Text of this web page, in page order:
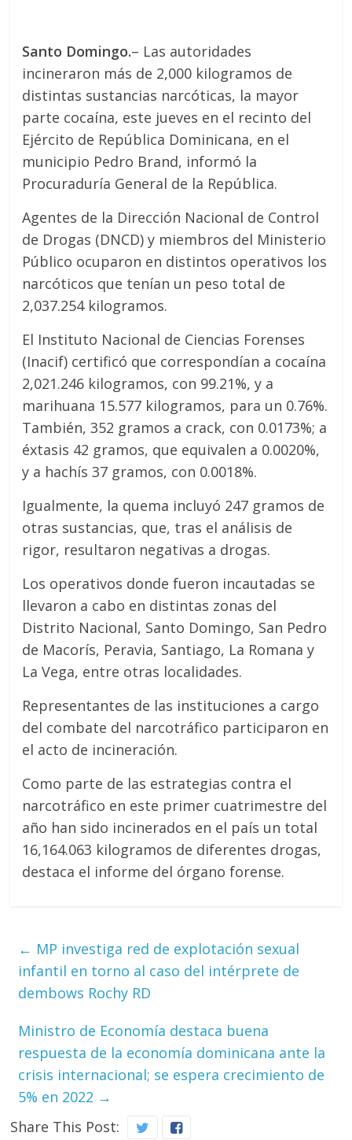
Santo Domingo.– Las autoridades
incineraron más de 2,000 kilogramos de
distintas sustancias narcóticas, la mayor
parte cocaína, este jueves en el recinto del
Ejército de República Dominicana, en el
municipio Pedro Brand, informó la
Procuraduría General de la República.
Agentes de la Dirección Nacional de Control
de Drogas (DNCD) y miembros del Ministerio
Público ocuparon en distintos operativos los
narcóticos que tenían un peso total de
2,037.254 kilogramos.
El Instituto Nacional de Ciencias Forenses
(Inacif) certificó que correspondían a cocaína
2,021.246 kilogramos, con 99.21%, y a
marihuana 15.577 kilogramos, para un 0.76%.
También, 352 gramos a crack, con 0.0173%; a
éxtasis 42 gramos, que equivalen a 0.0020%,
y a hachís 37 gramos, con 0.0018%.
Igualmente, la quema incluyó 247 gramos de
otras sustancias, que, tras el análisis de
rigor, resultaron negativas a drogas.
Los operativos donde fueron incautadas se
llevaron a cabo en distintas zonas del
Distrito Nacional, Santo Domingo, San Pedro
de Macorís, Peravia, Santiago, La Romana y
La Vega, entre otras localidades.
Representantes de las instituciones a cargo
del combate del narcotráfico participaron en
el acto de incineración.
Como parte de las estrategias contra el
narcotráfico en este primer cuatrimestre del
año han sido incinerados en el país un total
16,164.063 kilogramos de diferentes drogas,
destaca el informe del órgano forense.
← MP investiga red de explotación sexual
infantil en torno al caso del intérprete de
dembows Rochy RD
Ministro de Economía destaca buena
respuesta de la economía dominicana ante la
crisis internacional; se espera crecimiento de
5% en 2022 →
Share This Post: